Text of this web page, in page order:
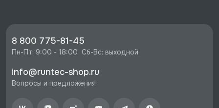
красный RAL 3020, RUNTEC, RTS12Z-TS6-NS-
P12-3020 со скидкой - 45180 руб.
Петербурге и по РФ, если она меньше 10%
стоимости заказа.
8 800 775-81-45
Пн-Пт: 9:00 - 18:00  Сб-Вс: выходной
info@runtec-shop.ru
Вопросы и предложения